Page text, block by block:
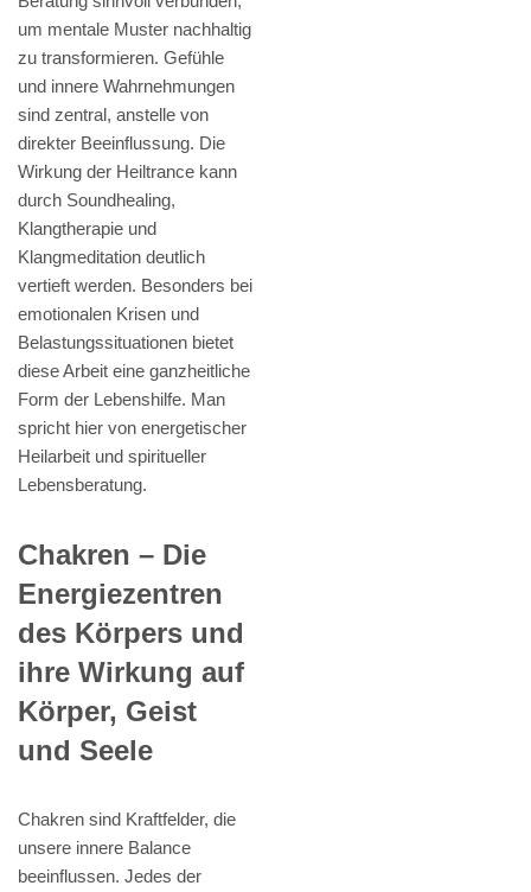
um mentale Muster nachhaltig
zu transformieren. Gefühle
und innere Wahrnehmungen
sind zentral, anstelle von
direkter Beeinflussung. Die
Wirkung der Heiltrance kann
durch Soundhealing,
Klangtherapie und
Klangmeditation deutlich
vertieft werden. Besonders bei
emotionalen Krisen und
Belastungssituationen bietet
diese Arbeit eine ganzheitliche
Form der Lebenshilfe. Man
spricht hier von energetischer
Heilarbeit und spiritueller
Lebensberatung.
Chakren – Die
Energiezentren
des Körpers und
ihre Wirkung auf
Körper, Geist
und Seele
Chakren sind Kraftfelder, die
unsere innere Balance
beeinflussen. Jedes der